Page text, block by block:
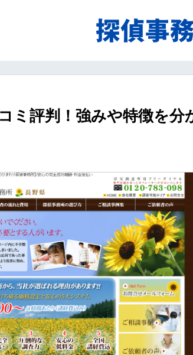
ミ評判！強みや特徴を分